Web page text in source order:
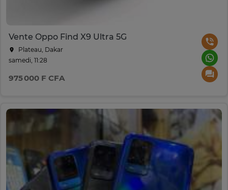
Vente Oppo Find X9 Ultra 5G
Plateau, Dakar
samedi, 11:28
975 000 F CFA